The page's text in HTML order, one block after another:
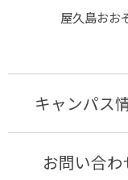
屋久島おお
キャンパス
お問い合わ